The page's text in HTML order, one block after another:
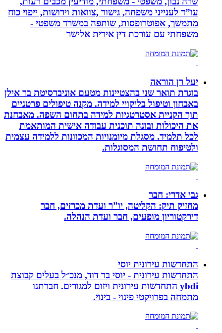
עו”ד לענייני משפחה, גישור ,צוואות וירושות, ייפוי כוח
מתמשך, אפוטרופסות, שותפה במשרד משפטי -
משפחתי עם עורכת דין אירית אלישר
יעל רן הוראה
בוגרת תואר שני בהצטיינות מטעם אוניברסיטת בר אילן
באבחון וטיפול בליקויי למידה. מקנה טיפולים פרטניים
תוך הקניית אסטרטגיות למידה בתחום השפה. מאבחנת
את היכולות ובונה תוכנית עבודה אישית המותאמת
לכל תלמיד. מסגלת מיומנויות המכוונות ללמידה עצמית
ולטיפוח תחושת המסוגלות.
גבי אדרי: חבר
מחזיק תיק: הקליטה, יו”ר ועדת מכרזים, חבר
דירקטוריון מופעים, חבר ועדת הנהלה.
התחדשות עירונית יוסי
התחדשות עירונית - יוסי בר דוד, מנכ״ל בעלים קבוצת
ybdi התחדשות עירונית ויזום למגורים. חברתנו
מתמחה בפרויקטי פינוי - בינוי.